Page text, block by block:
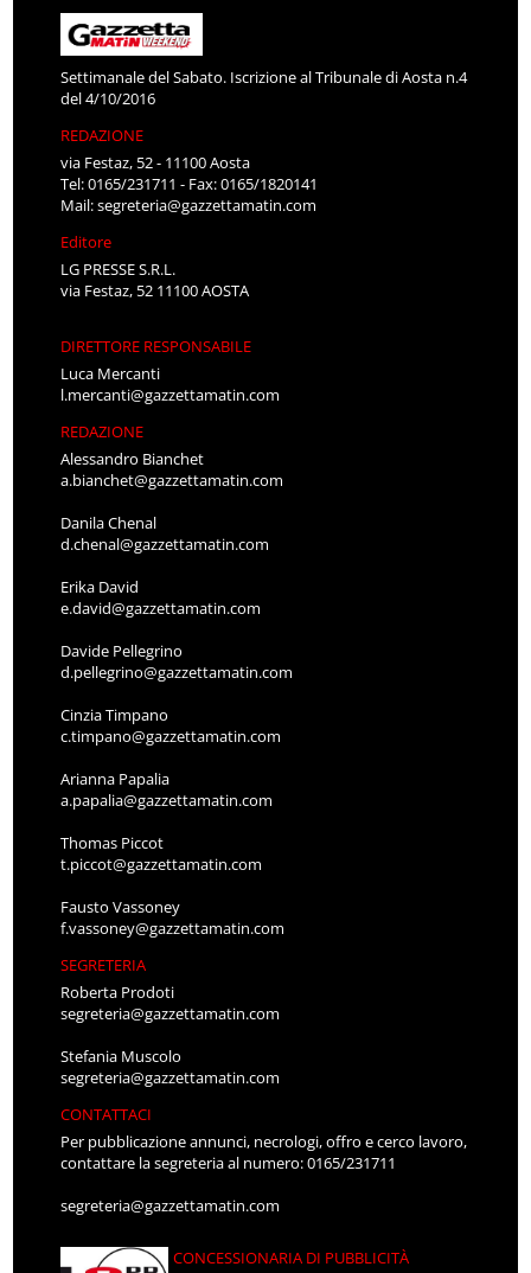
Settimanale del Sabato. Iscrizione al Tribunale di Aosta n.4
del 4/10/2016
REDAZIONE
via Festaz, 52 - 11100 Aosta
Tel: 0165/231711 - Fax: 0165/1820141
Mail:segreteria@gazzettamatin.com
Editore
LG PRESSE S.R.L.
via Festaz, 52 11100 AOSTA
DIRETTORE RESPONSABILE
Luca Mercanti
l.mercanti@gazzettamatin.com
REDAZIONE
Alessandro Bianchet
a.bianchet@gazzettamatin.com
Danila Chenal
d.chenal@gazzettamatin.com
Erika David
e.david@gazzettamatin.com
Davide Pellegrino
d.pellegrino@gazzettamatin.com
Cinzia Timpano
c.timpano@gazzettamatin.com
Arianna Papalia
a.papalia@gazzettamatin.com
Thomas Piccot
t.piccot@gazzettamatin.com
Fausto Vassoney
f.vassoney@gazzettamatin.com
SEGRETERIA
Roberta Prodoti
segreteria@gazzettamatin.com
Stefania Muscolo
segreteria@gazzettamatin.com
CONTATTACI
Per pubblicazione annunci, necrologi, offro e cerco lavoro,
contattare la segreteria al numero: 0165/231711
segreteria@gazzettamatin.com
CONCESSIONARIA DI PUBBLICITÀ